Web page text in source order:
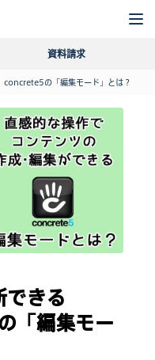
資料請求
concrete5の「編集モード」とは？
できる
「編集モー